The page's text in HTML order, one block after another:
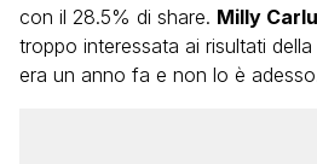
con il 28.5% di share. Milly
troppo interessata ai risultati
era un anno fa e non lo è